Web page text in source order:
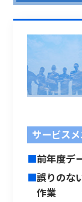
サービス
■前年度デ
■誤りのな
作業